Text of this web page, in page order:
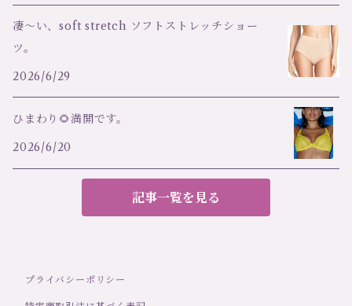
凄～い、soft stretch ソフトストレッチショー
ツ。
2026/6/29
ひまわり🌻満開です。
2026/6/20
記事一覧を見る
プライバシーポリシー